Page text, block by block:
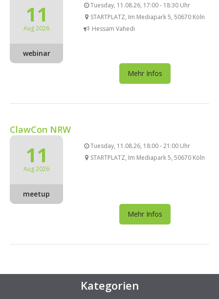
11
Aug 2026
webinar
Tuesday, 11.08.26, 17:00 - 18:30 Uhr
STARTPLATZ, Im Mediapark 5, 50670 Köln
Hessam Vahedi
Mehr Infos
ClawCon NRW
11
Aug 2026
meetup
Tuesday, 11.08.26, 18:00 - 21:00 Uhr
STARTPLATZ, Im Mediapark 5, 50670 Köln
Mehr Infos
Kategorien